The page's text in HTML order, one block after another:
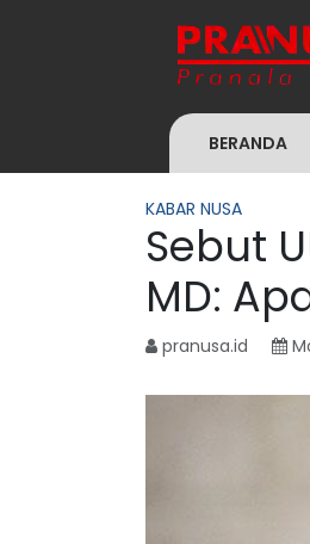
BERANDA
KABAR NUSA
Sebut
MD:
pranusa.id